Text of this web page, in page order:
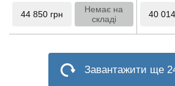
44 850 грн
Немає на
складі
40 014
Завантажити ще